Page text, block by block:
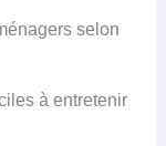
selon
à entretenir